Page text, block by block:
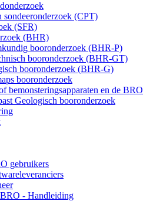
sondeeronderzoek (CPT)
(SFR)
(BHR)
booronderzoek (BHR-P)
booronderzoek (BHR-GT)
booronderzoek (BHR-G)
booronderzoek
bemonsteringsapparaten en de BRO
Geologisch booronderzoek
gebruikers
- Handleiding